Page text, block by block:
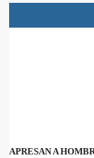
APRESAN A